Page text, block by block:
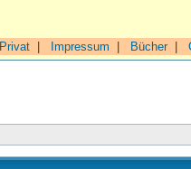
Privat Impressum Bücher|